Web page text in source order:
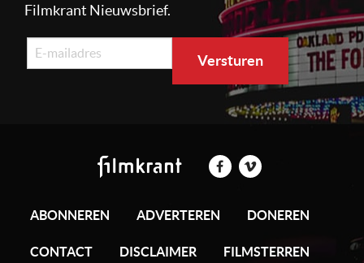
Filmkrant Nieuwsbrief.
ABONNEREN ADVERTEREN DONEREN
CONTACT DISCLAIMER FILMSTERREN